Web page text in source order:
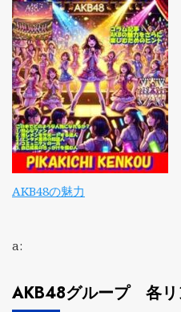
AKB48の魅力
a:
AKB48グループ 各リ